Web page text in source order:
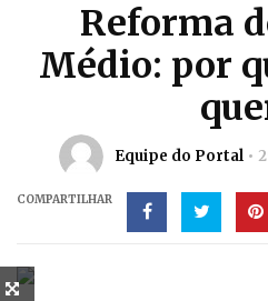
Reforma
Médio: por
Equipe do Portal
COMPARTILHAR